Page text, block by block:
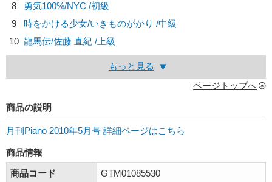
8
勇気100%/NYC /初級
9
時をかける少女/いきものがかり /中級
10 龍馬伝/佐藤 直紀 /上級
もっと見る
ページトップへ
商品の説明
月刊Piano 2010年5月号 詳細ページはこちら
商品情報
商品コード
GTM01085530